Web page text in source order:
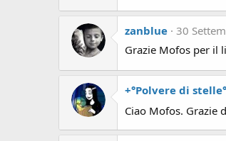
zanblue 30
Grazie Mofos per il
+°Polvere di
Ciao Mofos. Grazie